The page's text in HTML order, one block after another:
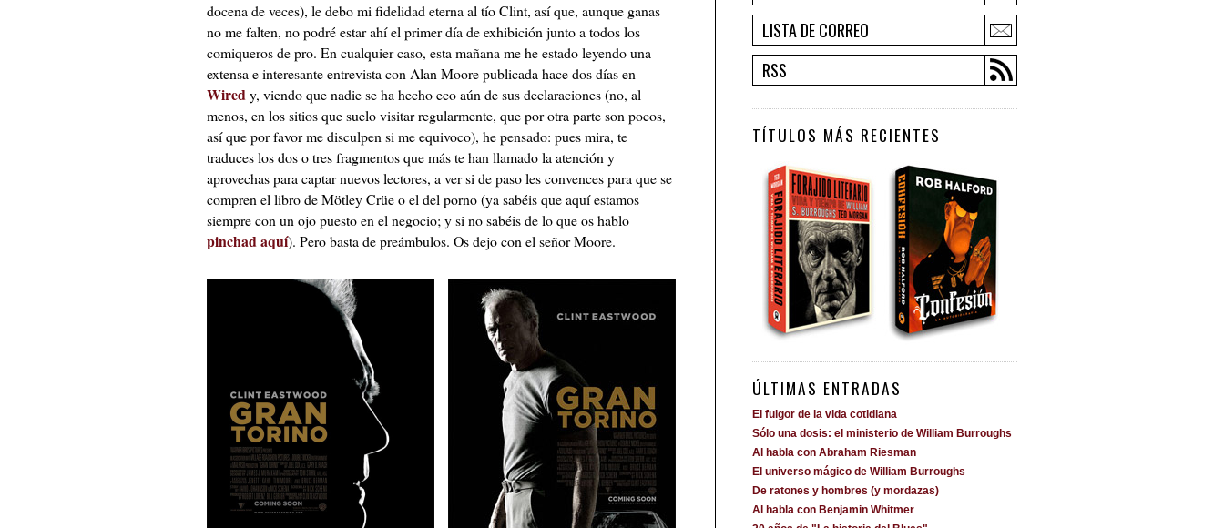
docena de veces), le debo mi fidelidad eterna al tío Clint, así que, aunque ganas
no me falten, no podré estar ahí el primer día de exhibición junto a todos los
comiqueros de pro. En cualquier caso, esta mañana me he estado leyendo una
extensa e interesante entrevista con Alan Moore publicada hace dos días en
Wiredy, viendo que nadie se ha hecho eco aún de sus declaraciones (no, al
menos, en los sitios que suelo visitar regularmente, que por otra parte son pocos,
así que por favor me disculpen si me equivoco), he pensado: pues mira, te
traduces los dos o tres fragmentos que más te han llamado la atención y
aprovechas para captar nuevos lectores, a ver si de paso les convences para que se
compren el libro de Mötley Crüe o el del porno (ya sabéis que aquí estamos
siempre con un ojo puesto en el negocio; y si no sabéis de lo que os hablo
pinchad aquí). Pero basta de preámbulos. Os dejo con el señor Moore.
LISTA DE CORREO
RSS
TÍTULOS MÁS RECIENTES
ÚLTIMAS ENTRADAS
El fulgor de la vida cotidiana
Sólo una dosis: el ministerio de William Burroughs
Al habla con Abraham Riesman
El universo mágico de William Burroughs
De ratones y hombres (y mordazas)
Al habla con Benjamin Whitmer